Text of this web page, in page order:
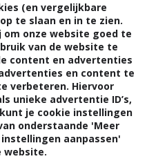
Clothes
5, 8
(en vergelijkbare
te slaan en in te zien.
om onze website goed te
van de website te
content en advertenties
en content te
verbeteren. Hiervoor
unieke advertentie ID’s,
je cookie instellingen
onderstaande 'Meer
aanpassen'
website.